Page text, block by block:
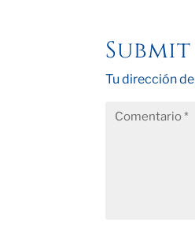
Tu dirección